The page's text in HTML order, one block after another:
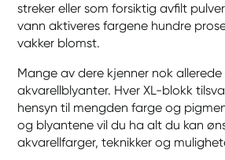
streker eller som forsiktig avfilt
vann aktiveres fargene hundre
vakker blomst.
Mange av dere kjenner nok
akvarellblyanter. Hver XL-blokk
hensyn til mengden farge og
og blyantene vil du ha alt du kan
akvarellfarger, teknikker og